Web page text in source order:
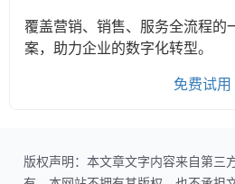
覆盖营销、销售、服务全流程的
案，助力企业的数字化转型。
免费试用
版权声明：本文章文字内容来自第三